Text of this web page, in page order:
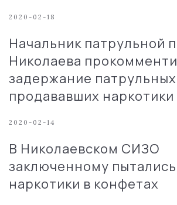
2020-02-18
Начальник патрульной
Николаева
задержание
продававших наркотики
2020-02-14
В Николаевском СИЗО
заключенному
наркотики в конфетах